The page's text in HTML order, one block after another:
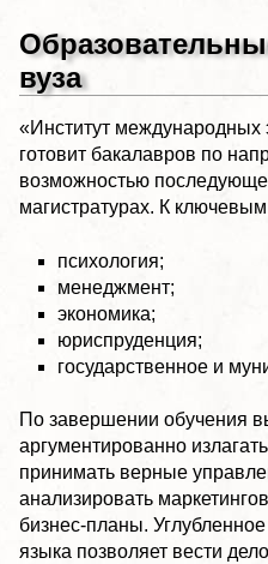
вуза
«Институт международных
готовит бакалавров по
возможностью
магистратурах. К
психология;
менеджмент;
экономика;
юриспруденция;
государственное и
По завершении обучения
аргументированно
принимать верные
анализировать
бизнес-планы.
языка позволяет вести